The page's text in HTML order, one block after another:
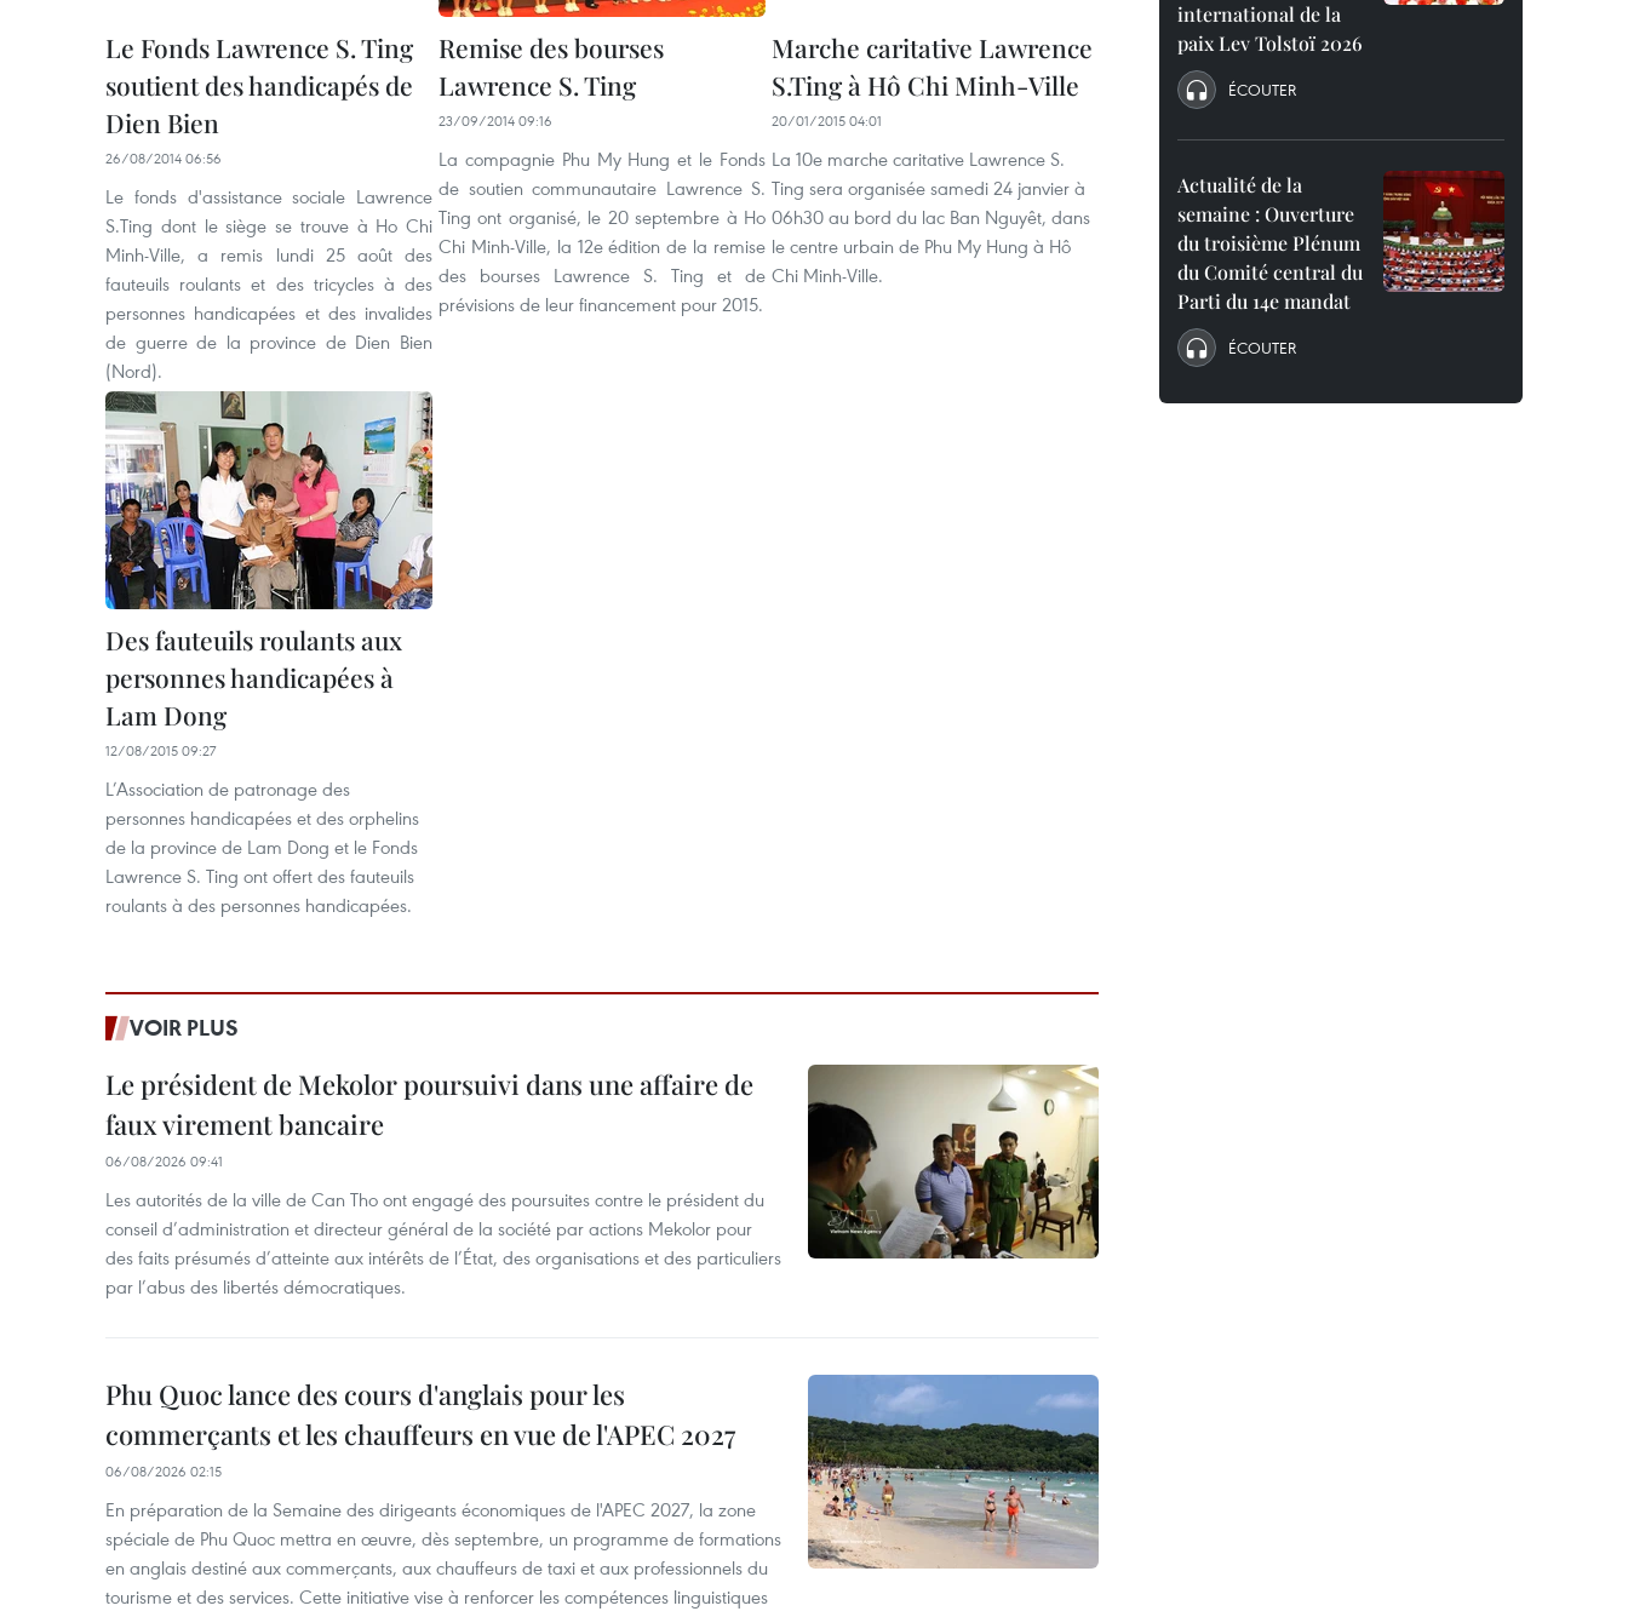
Le Fonds Lawrence S. Ting
soutient des handicapés de
Dien Bien
26/08/2014 06:56
Le fonds d'assistance sociale Lawrence
S.Ting dont le siège se trouve à Ho Chi
Minh-Ville, a remis lundi 25 août des
fauteuils roulants et des tricycles à des
personnes handicapées et des invalides
de guerre de la province de Dien Bien
(Nord).
Remise des bourses
Lawrence S. Ting
23/09/2014 09:16
La compagnie Phu My Hung et le Fonds
de soutien communautaire Lawrence S.
Ting ont organisé, le 20 septembre à Ho
Chi Minh-Ville, la 12e édition de la remise
des bourses Lawrence S. Ting et de
prévisions de leur financement pour 2015.
Marche caritative Lawrence
S.Ting à Hô Chi Minh-Ville
20/01/2015 04:01
La 10e marche caritative Lawrence S.
Ting sera organisée samedi 24 janvier à
06h30 au bord du lac Ban Nguyêt, dans
le centre urbain de Phu My Hung à Hô
Chi Minh-Ville.
Des fauteuils roulants aux
personnes handicapées à
Lam Dong
12/08/2015 09:27
L’Association de patronage des
personnes handicapées et des orphelins
de la province de Lam Dong et le Fonds
Lawrence S. Ting ont offert des fauteuils
roulants à des personnes handicapées.
VOIR PLUS
Le président de Mekolor poursuivi dans une affaire de
faux virement bancaire
06/08/2026 09:41
Les autorités de la ville de Can Tho ont engagé des poursuites contre le président du
conseil d’administration et directeur général de la société par actions Mekolor pour
des faits présumés d’atteinte aux intérêts de l’État, des organisations et des particuliers
par l’abus des libertés démocratiques.
Phu Quoc lance des cours d'anglais pour les
commerçants et les chauffeurs en vue de l'APEC 2027
06/08/2026 02:15
En préparation de la Semaine des dirigeants économiques de l'APEC 2027, la zone
spéciale de Phu Quoc mettra en œuvre, dès septembre, un programme de formations
en anglais destiné aux commerçants, aux chauffeurs de taxi et aux professionnels du
tourisme et des services. Cette initiative vise à renforcer les compétences linguistiques
international de la
paix Lev Tolstoï 2026
ÉCOUTER
Actualité de la
semaine : Ouverture
du troisième Plénum
du Comité central du
Parti du 14e mandat
ÉCOUTER